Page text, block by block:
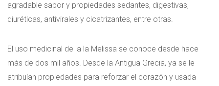
agradable sabor y propiedades sedantes, digestivas,
diuréticas, antivirales y cicatrizantes, entre otras.
El uso medicinal de la la Melissa se conoce desde hace
más de dos mil años. Desde la Antigua Grecia, ya se le
atribuían propiedades para reforzar el corazón y usada